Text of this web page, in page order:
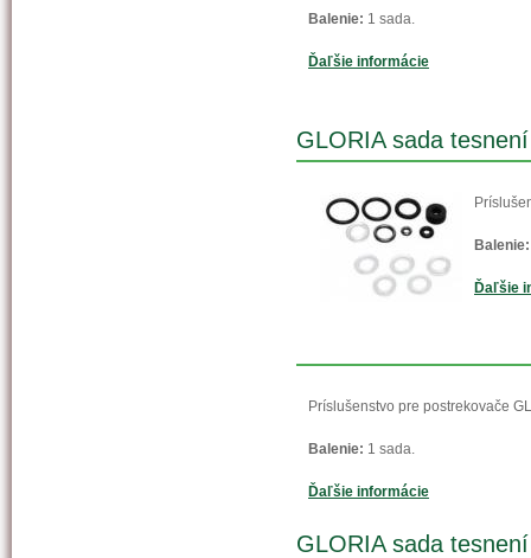
Balenie: 1 sada.
Ďaľšie informácie
GLORIA sada
Balenie:
Ďaľšie
Príslušenstvo pre postrekovače
Balenie: 1 sada.
Ďaľšie informácie
GLORIA sada